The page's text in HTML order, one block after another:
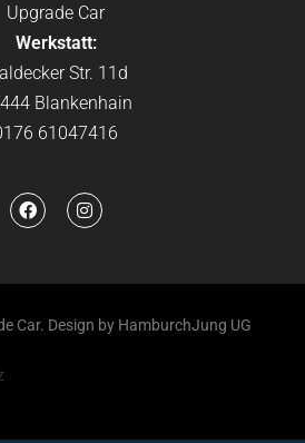
Upgrade Car
Werkstatt:
Str. 11d
Blankenhain
61047416
Car. Design by HamburchJung UG